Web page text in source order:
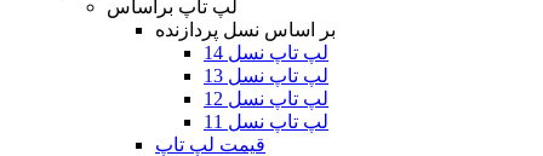
لپ تاپ براساس
بر اساس نسل پردازنده
لپ تاپ نسل 14
لپ تاپ نسل 13
لپ تاپ نسل 12
لپ تاپ نسل 11
قیمت لپ تاپ